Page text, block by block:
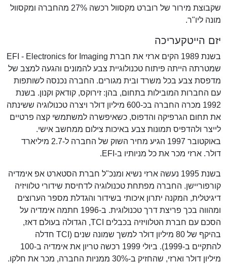
שקבוצת מירור של רוברט מקסוול רכשה 27% מהחברה ומקסוול
מונה ליו"ר.
יזם הייטקעריכה
בשנת 1989 הקים ארזי את חברת EFI - Electronics for Imaging
שמטרתה הייתה פיתוח טכנולוגיית צבע להמונים והגעה למצב של
מדפסת צבע בכל משרד ובית מגורים. החברה נכנסה לשותפות
עם החברות המובילות בתחום, בהן: זירוקס, קודאק וקנון. בשנת
1992 מכרה החברה בכ-600 מיליון דולר ויצרה טכנולוגיה ששינתה
את תחום הגרפיקה והדפוס, כשאיפשרה למשתמשי קצה פרטיים
לייצר ולהדפיס תמונות צבע באיכות צילום ממחשב אישי.
באוקטובר 1997 הגיע מחיר השוק של החברה ל-2.7 מיליארד
דולר. ארזי מכר את כל מניותיו ב-EFI.
בשנת 1995 נעשה ארזי נשיא ומנכ"ל חברת הסטארט אפ אימדיה
קורפוריישן. החברה מפתחת טכנולוגיה לדחיסת שידורי טלוויזיה
דיגיטלית, המקנה יתרון איכותי בשידור והגדלת מספר הערוצים
ומהווה בכך פריצת דרך טכנולוגית. ב-1996 חתמה אימדיה על
הסכם עם חברת הטלוויזיה בכבלים TCI, הגדולה בעולם דאז,
בהיקף של 80 מיליון דולר למשך שמונה שנים (TCI חדלה
להתקיים ב-1999). ביולי 1999 רכשה טריון את אימדיה ב-100
מיליון דולר וארזי, שהחזיק ב-30% ממניות החברה, מכר את חלקו.